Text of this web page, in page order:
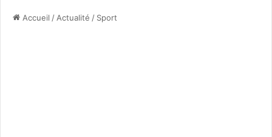
Accueil / Actualité / Sport